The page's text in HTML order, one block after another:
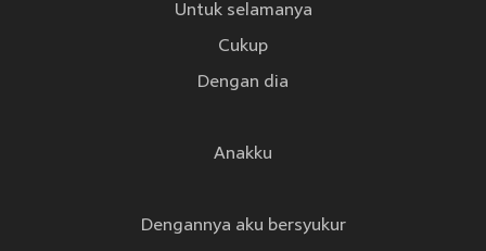
Untuk selamanya
Cukup
Dengan dia
Anakku
Dengannya aku bersyukur